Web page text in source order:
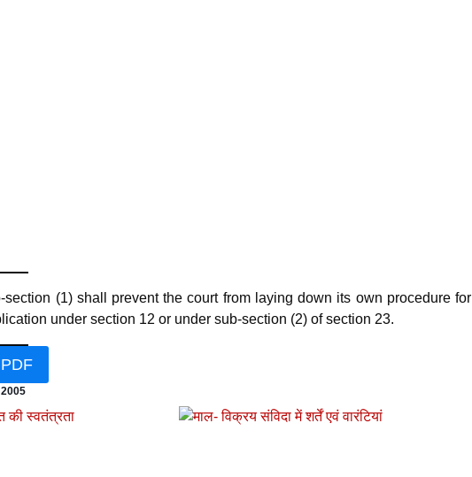
section (1) shall prevent the court from laying down its own procedure for
under section 12 or under sub-section (2) of section 23.
2005